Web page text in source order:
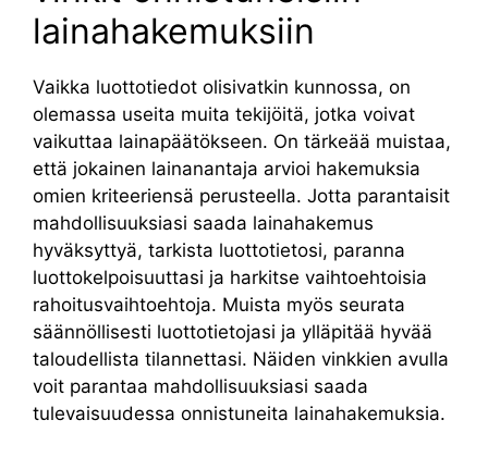
lainahakemuksiin
Vaikka luottotiedot olisivatkin kunnossa, on
olemassa useita muita tekijöitä, jotka voivat
vaikuttaa lainapäätökseen. On tärkeää muistaa,
että jokainen lainanantaja arvioi hakemuksia
omien kriteeriensä perusteella. Jotta parantaisit
mahdollisuuksiasi saada lainahakemus
hyväksyttyä, tarkista luottotietosi, paranna
luottokelpoisuuttasi ja harkitse vaihtoehtoisia
rahoitusvaihtoehtoja. Muista myös seurata
säännöllisesti luottotietojasi ja ylläpitää hyvää
taloudellista tilannettasi. Näiden vinkkien avulla
voit parantaa mahdollisuuksiasi saada
tulevaisuudessa onnistuneita lainahakemuksia.